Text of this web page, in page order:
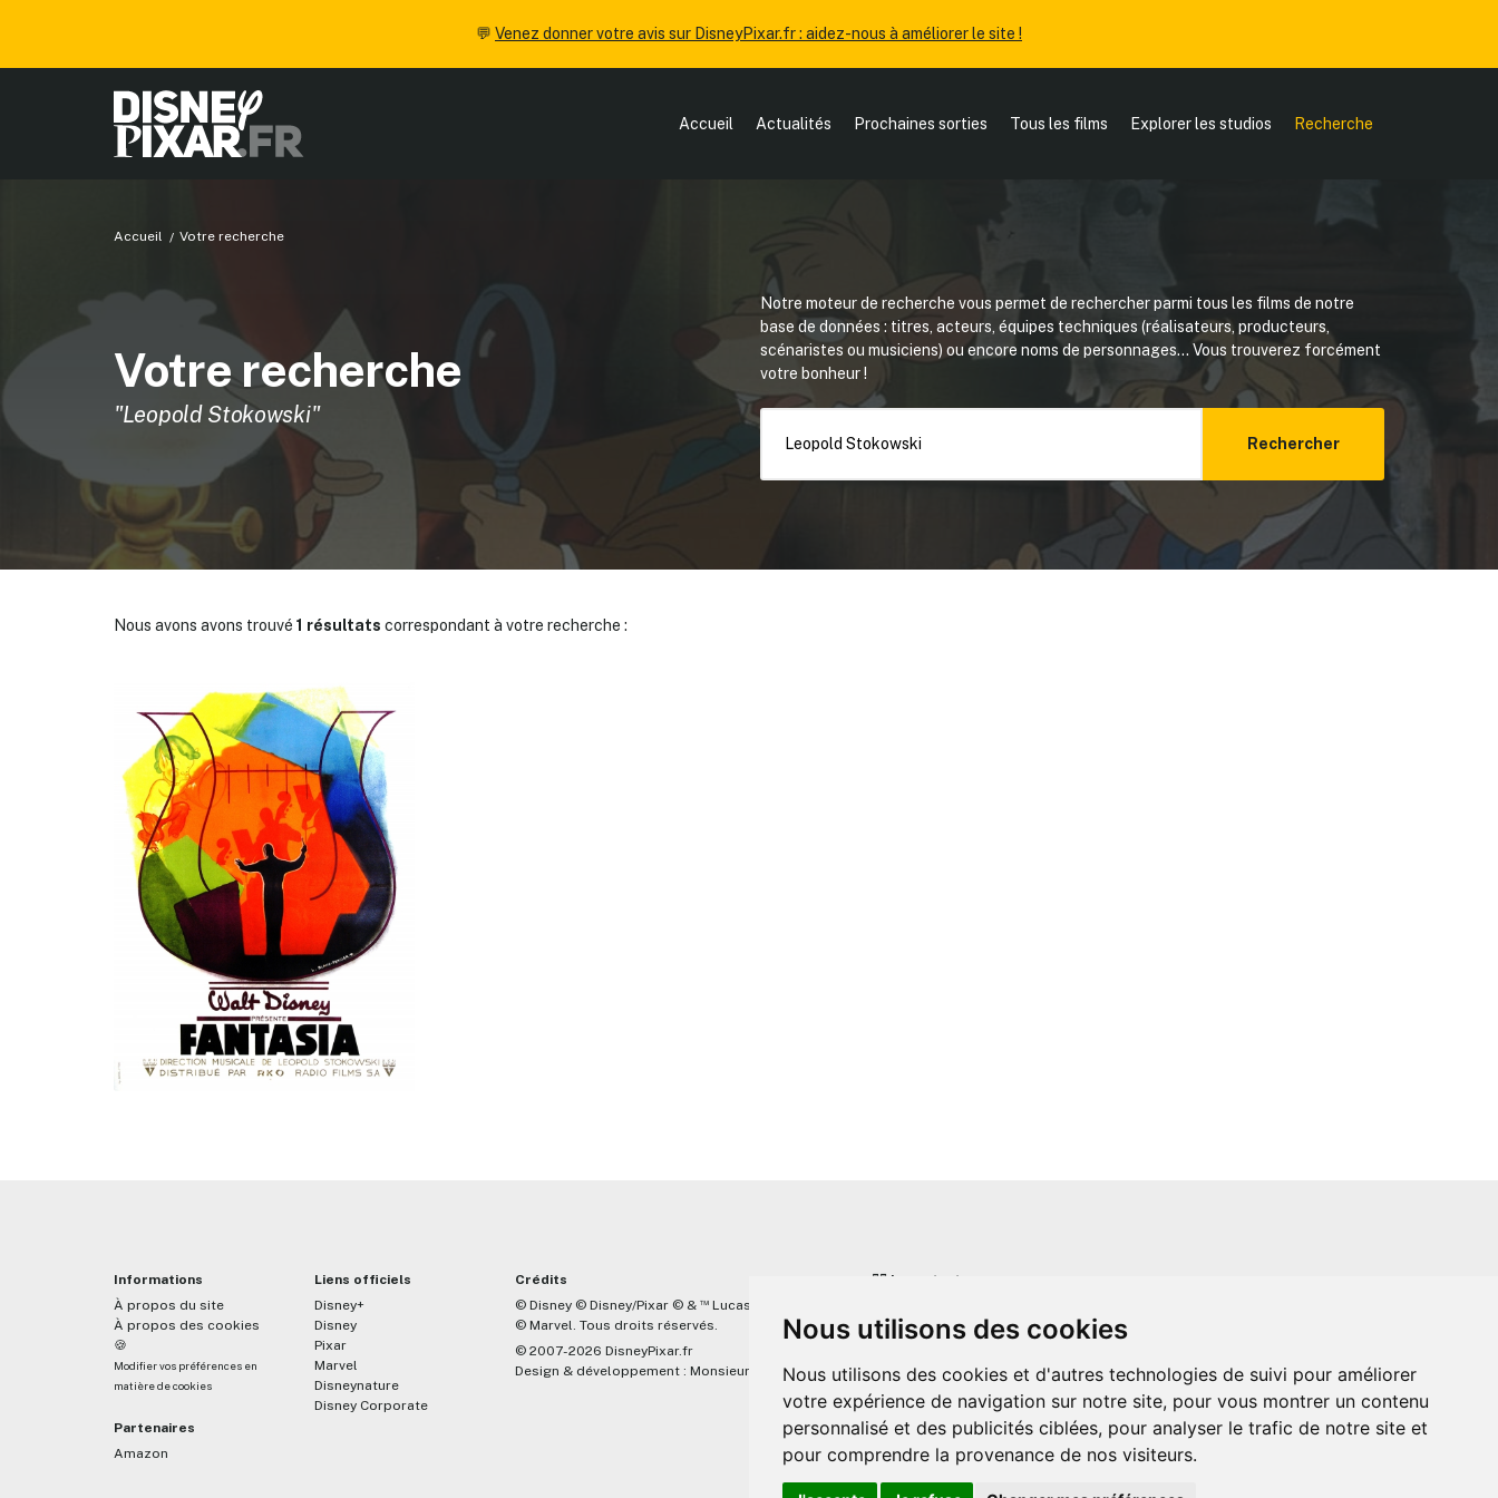
Nous utilisons des cookies
Nous utilisons des cookies et d'autres technologies de suivi pour améliorer
votre expérience de navigation sur notre site, pour vous montrer un contenu
personnalisé et des publicités ciblées, pour analyser le trafic de notre site et
pour comprendre la provenance de nos visiteurs.
💬 Venez donner votre avis sur DisneyPixar.fr : aidez-nous à améliorer le site !
Accueil Actualités Prochaines sorties Tous les films Explorer les studios Recherche
Accueil Votre recherche
Votre recherche
"Leopold Stokowski"
Notre moteur de recherche vous permet de rechercher parmi tous les films de notre
base de données : titres, acteurs, équipes techniques (réalisateurs, producteurs,
scénaristes ou musiciens) ou encore noms de personnages... Vous trouverez forcément
votre bonheur !
Rechercher
Nous avons avons trouvé 1 résultats correspondant à votre recherche :
Informations
À propos du site
À propos des cookies
🍪
Modifier vos préférences en
matière de cookies
Partenaires
Amazon
Liens officiels
Disney+
Disney
Pixar
Marvel
Disneynature
Disney Corporate
Crédits
© Disney © Disney/Pixar © & ™ Lucasfilm LTD
© Marvel. Tous droits réservés.
© 2007-2026 DisneyPixar.fr
Design & développement : MonsieurPaul
☝🏼 Important
lié de quelque manière que ce soit avec The Walt Disney
associés. Toute demande adressée aux studios Disney ou
Pixar sera ignorée. Merci de votre compréhension.
✕